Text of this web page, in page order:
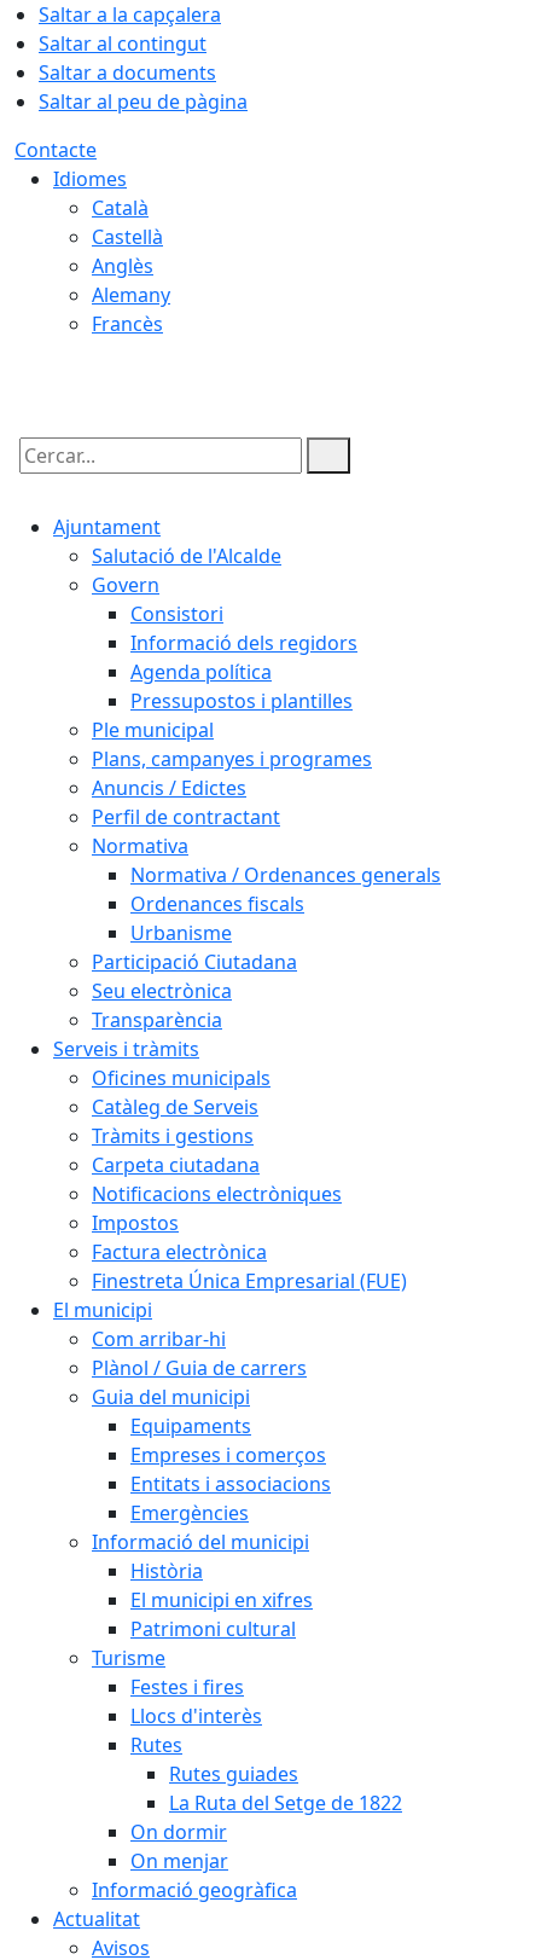
Saltar a la capçalera
Saltar al contingut
Saltar a documents
Saltar al peu de pàgina
Contacte
Idiomes
Català
Castellà
Anglès
Alemany
Francès
Cercar:
Ajuntament
Salutació de l'Alcalde
Govern
Consistori
Informació dels regidors
Agenda política
Pressupostos i plantilles
Ple municipal
Plans, campanyes i programes
Anuncis / Edictes
Perfil de contractant
Normativa
Normativa / Ordenances generals
Ordenances fiscals
Urbanisme
Participació Ciutadana
Seu electrònica
Transparència
Serveis i tràmits
Oficines municipals
Catàleg de Serveis
Tràmits i gestions
Carpeta ciutadana
Notificacions electròniques
Impostos
Factura electrònica
Finestreta Única Empresarial (FUE)
El municipi
Com arribar-hi
Plànol / Guia de carrers
Guia del municipi
Equipaments
Empreses i comerços
Entitats i associacions
Emergències
Informació del municipi
Història
El municipi en xifres
Patrimoni cultural
Turisme
Festes i fires
Llocs d'interès
Rutes
Rutes guiades
La Ruta del Setge de 1822
On dormir
On menjar
Informació geogràfica
Actualitat
Avisos